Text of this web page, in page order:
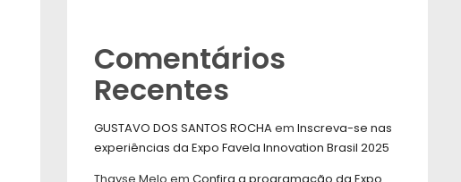
Comentários
Recentes
GUSTAVO DOS SANTOS ROCHAem Inscreva-se nas
experiências da Expo Favela Innovation Brasil 2025
Thayse Melo em Confira a programação da Expo